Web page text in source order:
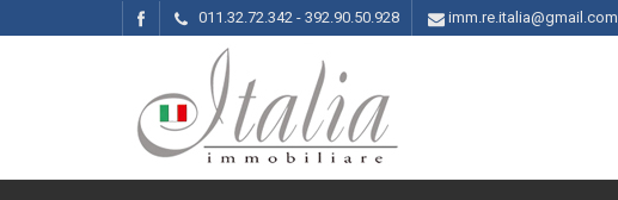
011.32.72.342 - 392.90.50.928 imm.re.italia@gmail.com